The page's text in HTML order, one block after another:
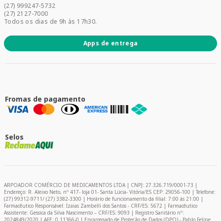
Promoções
(27) 999247-5732
(27) 2127-7000
Todos os dias de 9h às 17h30.
Apps de entrega
Fromas de pagamento
Selos
ARPOADOR COMÉRCIO DE MEDICAMENTOS LTDA | CNPJ: 27.326.719/0001-73 |
Endereço: R. Aleixo Neto, nº 417- loja 01- Santa Lúcia- Vitória/ES CEP: 29056-100 | Telefone:
(27) 99312-9711/ (27) 3382-3300 | Horário de funcionamento da filial: 7:00 às 21:00 |
Farmacêutico Responsável: Izaias Zambelli dos Santos - CRF/ES: 5672 | Farmacêutico
Assistente: Gessica da Silva Nascimento – CRF/ES: 9093 | Registro Sanitário nº:
2024849/2020 | AFE: 0.11366-0 | Encarregado de Proteção de Dados (DPO) - Pablo Felipe